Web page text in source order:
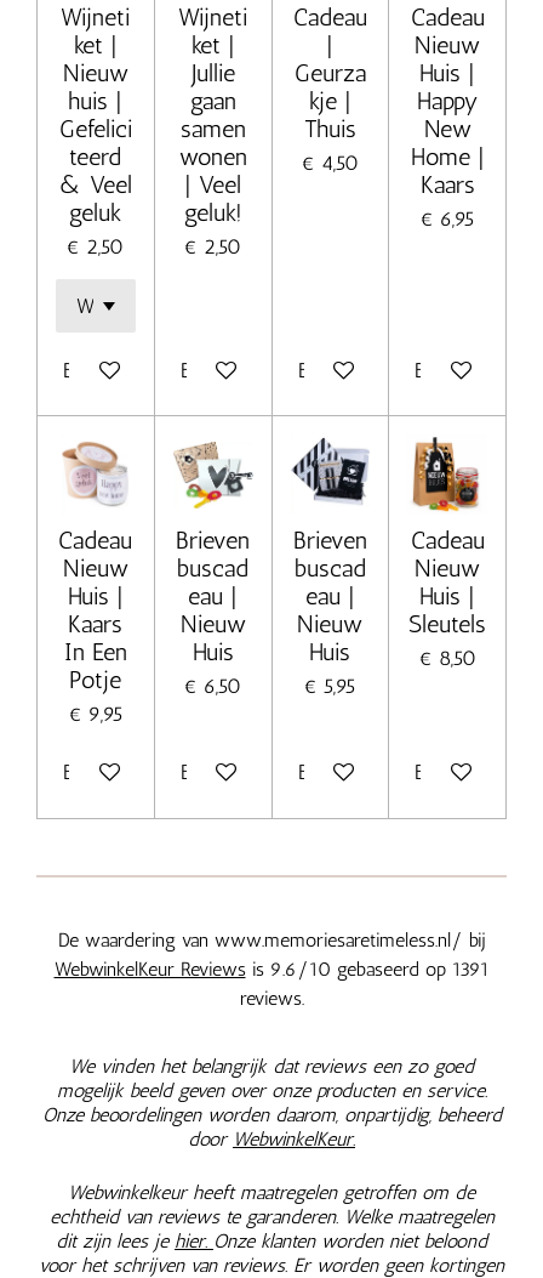
Wijneti
ket |
Nieuw
huis |
Gefelici
teerd
& Veel
geluk
€ 2,50
Bekijk details
Wijneti
ket |
Jullie
gaan
samen
wonen
| Veel
geluk!
€ 2,50
Bekijk details
Cadeau
|
Geurza
kje |
Thuis
€ 4,50
Bekijk details
Cadeau
Nieuw
Huis |
Happy
New
Home |
Kaars
€ 6,95
Bekijk details
Cadeau
Nieuw
Huis |
Kaars
In Een
Potje
€ 9,95
Bekijk details
Brieven
buscad
eau |
Nieuw
Huis
€ 6,50
Bekijk details
Brieven
buscad
eau |
Nieuw
Huis
€ 5,95
Bekijk details
Cadeau
Nieuw
Huis |
Sleutels
€ 8,50
Bekijk details
De waardering van www.memoriesaretimeless.nl/ bij
WebwinkelKeur Reviewsis 9.6/10 gebaseerd op 1391
reviews.
We vinden het belangrijk dat reviews een zo goed
mogelijk beeld geven over onze producten en service.
Onze beoordelingen worden daarom, onpartijdig, beheerd
door WebwinkelKeur.
Webwinkelkeur heeft maatregelen getroffen om de
echtheid van reviews te garanderen. Welke maatregelen
dit zijn lees je hier. Onze klanten worden niet beloond
voor het schrijven van reviews. Er worden geen kortingen